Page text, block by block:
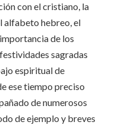
con el cristiano, la
alfabeto hebreo, el
de los
sagradas
espiritual de
ese tiempo preciso
de numerosos
de ejemplo y breves